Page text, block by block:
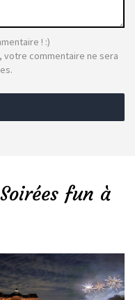
! :)
votre commentaire ne sera
fun à